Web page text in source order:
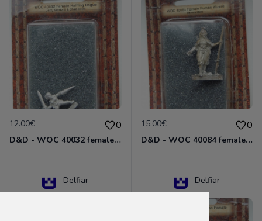
12.00€ 0
D&D - WOC 40032 female halfling rogue Miniature - Donjons Dragons
15.00€ 0
D&D - WOC 40084 female human wizard Miniature - Donjons Dragons
Delfiar Delfiar